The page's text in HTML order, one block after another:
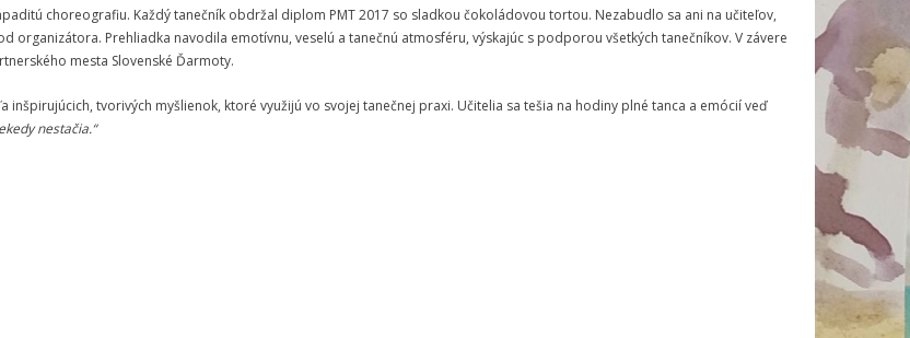
choreografiu. Každý tanečník obdržal diplom PMT 2017 so sladkou čokoládovou tortou. Nezabudlo sa ani na učiteľov,
Prehliadka navodila emotívnu, veselú a tanečnú atmosféru, výskajúc s podporou všetkých tanečníkov. V závere
mesta Slovenské Ďarmoty.
tvorivých myšlienok, ktoré využijú vo svojej tanečnej praxi. Učitelia sa tešia na hodiny plné tanca a emócií veď
nestačia.“